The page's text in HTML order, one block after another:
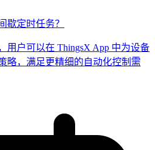
歇定时任务？
用户可以在 ThingsX App 中为设备
略，满足更精细的自动化控制需